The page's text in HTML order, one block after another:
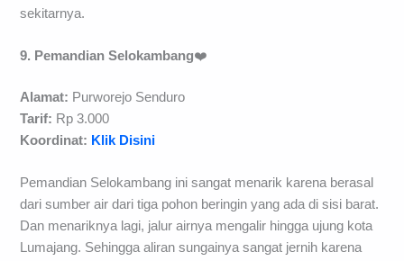
sekitarnya.
9. Pemandian Selokambang❤️
Alamat: Purworejo Senduro
Tarif: Rp 3.000
Koordinat: Klik Disini
Pemandian Selokambang ini sangat menarik karena berasal
dari sumber air dari tiga pohon beringin yang ada di sisi barat.
Dan menariknya lagi, jalur airnya mengalir hingga ujung kota
Lumajang. Sehingga aliran sungainya sangat jernih karena